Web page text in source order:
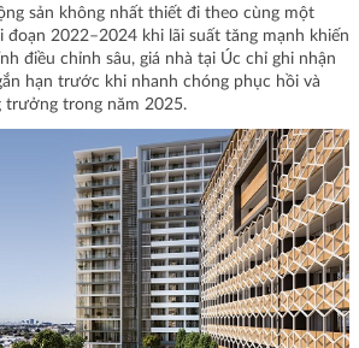
sản không nhất thiết đi theo cùng một
đoạn 2022–2024 khi lãi suất tăng mạnh khiến
điều chỉnh sâu, giá nhà tại Úc chỉ ghi nhận
hạn trước khi nhanh chóng phục hồi và
trong năm 2025.